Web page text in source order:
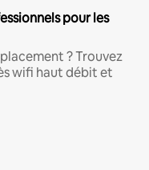
pour les
? Trouvez
wifi haut débit et